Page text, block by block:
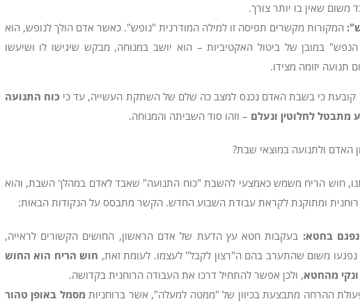
שאין בו יותר צורך.
": המקורות מקשרים תפיסה זו למילה המודרנית "נופש". כאשר אדם הולך לנופש, הוא
במובן של ביטול האקטיביות – הוא יושב במנוחה, מבקש שיגישו לו ושיעשו
תנועה יזומה מצידו.
קובעת כי בשבת האדם נכנס למצב כה שלם של השתקת העשייה, עד כי כוח התנועה
לחלוטין ונעלם – וזהו סוד השביתה והמנוחה.
האדם ולתנועה במוצאי שבת?
חוש הריח משמש כאמצעי להשבת "כוח התנועה" שאבד לאדם במהלך השבת, והוא
ומתוקנת לקראת עבודת השבוע החדש. הקשר מתבסס על הנקודות הבאות:
בחטא: בעקבות חטא עץ הדעת של אדם הראשון, החושים הקשורים לראייה,
משום שהתערב בהם ה"רצון לקבל" לעצמו. לעומת זאת, חוש הריח הוא החוש
מהחטא, ולכן אפשר להתחיל דרכו את העבודה הרוחנית בקדושה.
ההרחה מתבצעת בכיוון של "ממטה למעלה", אשר ברוחניות מסמל באופן טהור